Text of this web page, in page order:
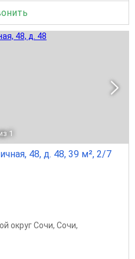
из 1
48, д. 48, 39 м², 2/7
округ Сочи, Сочи,